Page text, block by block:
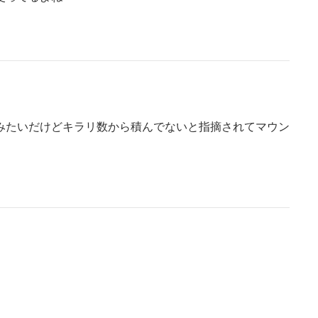
いだけどキラリ数から積んでないと指摘されてマウン